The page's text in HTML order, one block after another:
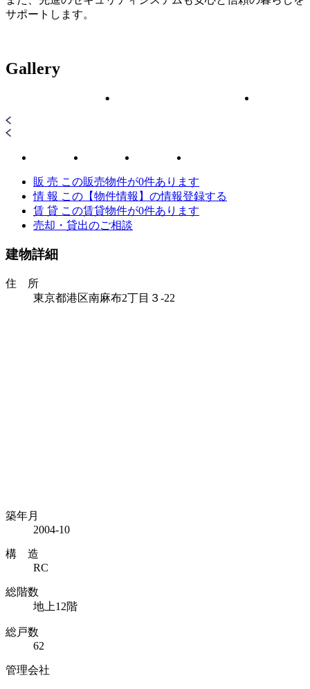
サポートします。
Gallery
販 売 この販売物件が0件あります
情 報 この【物件情報】の情報登録する
賃 貸 この賃貸物件が0件あります
売却・貸出のご相談
建物詳細
住 所
東京都港区南麻布2丁目３‐22
築年月
2004-10
構 造
RC
総階数
地上12階
総戸数
62
管理会社